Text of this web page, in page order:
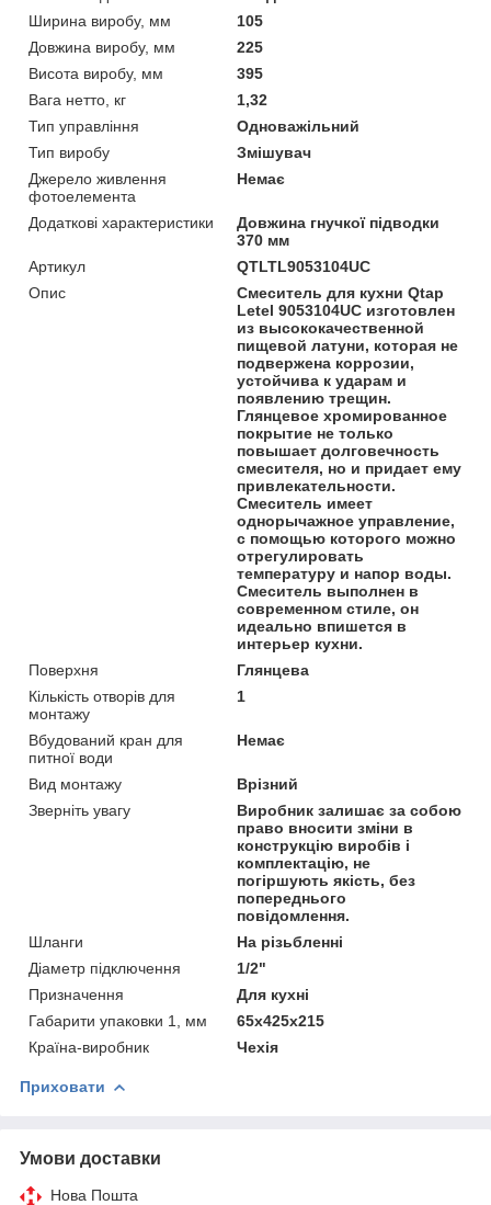
Ширина виробу, мм
105
Довжина виробу, мм
225
Висота виробу, мм
395
Вага нетто, кг
1,32
Тип управління
Одноважільний
Тип виробу
Змішувач
Джерело живлення
фотоелемента
Немає
Додаткові характеристики
Довжина гнучкої підводки
370 мм
Артикул
QTLTL9053104UC
Опис
Смеситель для кухни Qtap
Letel 9053104UC изготовлен
из высококачественной
пищевой латуни, которая не
подвержена коррозии,
устойчива к ударам и
появлению трещин.
Глянцевое хромированное
покрытие не только
повышает долговечность
смесителя, но и придает ему
привлекательности.
Смеситель имеет
однорычажное управление,
с помощью которого можно
отрегулировать
температуру и напор воды.
Смеситель выполнен в
современном стиле, он
идеально впишется в
интерьер кухни.
Поверхня
Глянцева
Кількість отворів для
монтажу
1
Вбудований кран для
питної води
Немає
Вид монтажу
Врізний
Зверніть увагу
Виробник залишає за собою
право вносити зміни в
конструкцію виробів і
комплектацію, не
погіршують якість, без
попереднього
повідомлення.
Шланги
На різьбленні
Діаметр підключення
1/2"
Призначення
Для кухні
Габарити упаковки 1, мм
65х425х215
Країна-виробник
Чехія
Приховати
Умови доставки
Нова Пошта